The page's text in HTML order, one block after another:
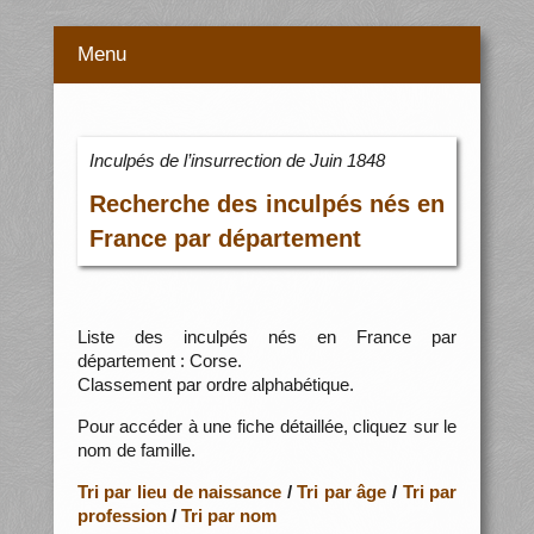
Menu
Inculpés de l’insurrection de Juin 1848
Recherche des inculpés nés en
France par département
Liste des inculpés nés en France par
département : Corse.
Classement par ordre alphabétique.
Pour accéder à une fiche détaillée, cliquez sur le
nom de famille.
Tri par lieu de naissance /Tri par âge / Tri par
profession/ Tri par nom